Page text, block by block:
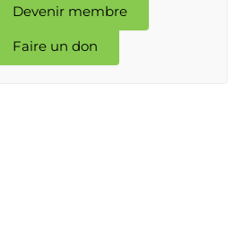
Devenir membre
Faire un don